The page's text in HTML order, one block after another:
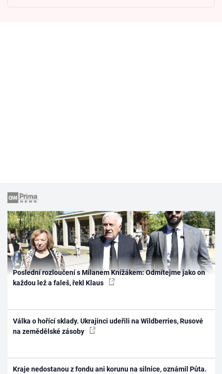
Poslední rozloučení s Milanem Knížákem: Odmítejme jako on
každou lež a faleš, řekl Klaus
Válka o hořící sklady. Ukrajinci udeřili na Wildberries, Rusové
na zemědělské zásoby
Kraje nedostanou z fondu ani korunu na silnice, oznámil Půta.